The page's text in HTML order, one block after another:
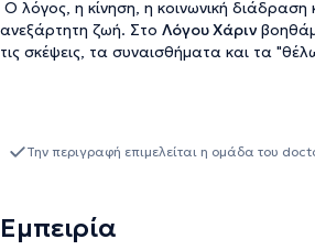
Ο λόγος, η κίνηση, η κοινωνική
ανεξάρτητη ζωή. Στο Λόγου Χάριν
τις σκέψεις, τα συναισθήματα και τα
Την περιγραφή επιμελείται η ομάδα του
Εμπειρία